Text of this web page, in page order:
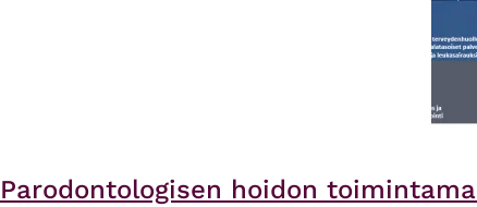
Parodontologisen hoidon